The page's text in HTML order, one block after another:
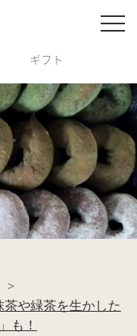
ギフト
>
や緑茶を生かした
も！